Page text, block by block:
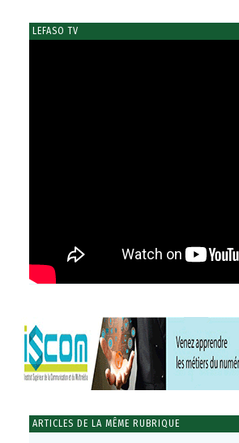
LEFASO TV
ARTICLES DE LA MÊME RUBRIQUE